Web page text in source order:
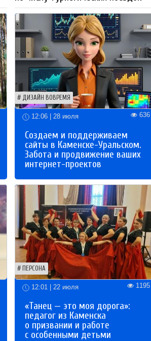
ДИЗАЙН ВОВРЕМЯ
12:06 | 28 июля 636
Создаем и поддерживаем
сайты в Каменске-Уральском.
Забота и продвижение ваших
интернет-проектов
ПЕРСОНА
12:01 | 22 июля 1195
«Танец — это моя дорога»:
педагог из Каменска
о призвании и работе
с особенными детьми